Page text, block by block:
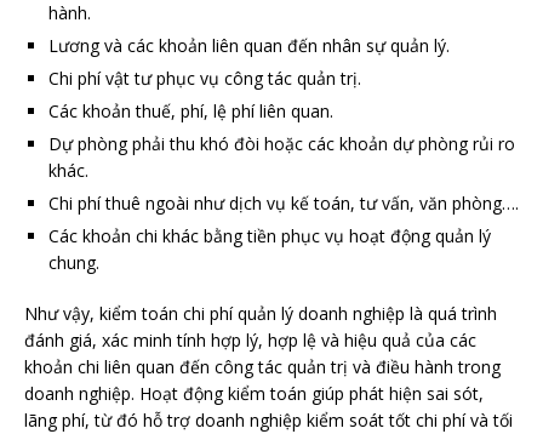
hành.
Lương và các khoản liên quan đến nhân sự quản lý.
Chi phí vật tư phục vụ công tác quản trị.
Các khoản thuế, phí, lệ phí liên quan.
Dự phòng phải thu khó đòi hoặc các khoản dự phòng rủi ro
khác.
Chi phí thuê ngoài như dịch vụ kế toán, tư vấn, văn phòng….
Các khoản chi khác bằng tiền phục vụ hoạt động quản lý
chung.
Như vậy, kiểm toán chi phí quản lý doanh nghiệp là quá trình
đánh giá, xác minh tính hợp lý, hợp lệ và hiệu quả của các
khoản chi liên quan đến công tác quản trị và điều hành trong
doanh nghiệp. Hoạt động kiểm toán giúp phát hiện sai sót,
lãng phí, từ đó hỗ trợ doanh nghiệp kiểm soát tốt chi phí và tối